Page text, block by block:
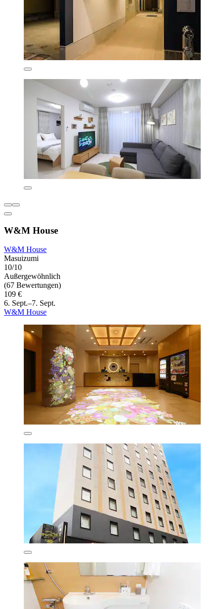
W&M House
W&M House
Masuizumi
10/10
Außergewöhnlich
(67 Bewertungen)
109 €
6. Sept.–7. Sept.
W&M House